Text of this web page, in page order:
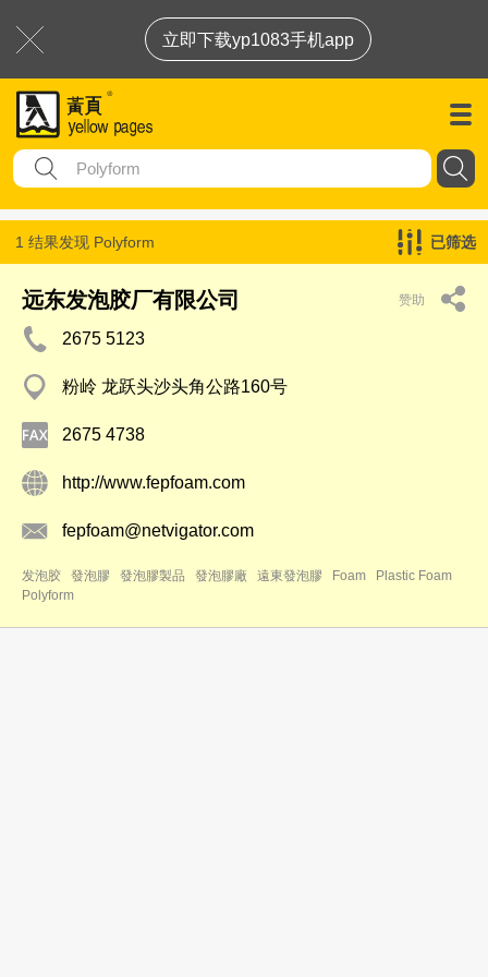
立即下载yp1083手机app
1 结果发现 Polyform 已筛选
远东发泡胶厂有限公司 赞助
2675 5123
粉岭 龙跃头沙头角公路160号
2675 4738
http://www.fepfoam.com
fepfoam@netvigator.com
发泡胶 發泡膠 發泡膠製品 發泡膠廠 遠東發泡膠 Foam
Plastic Foam
Polyform